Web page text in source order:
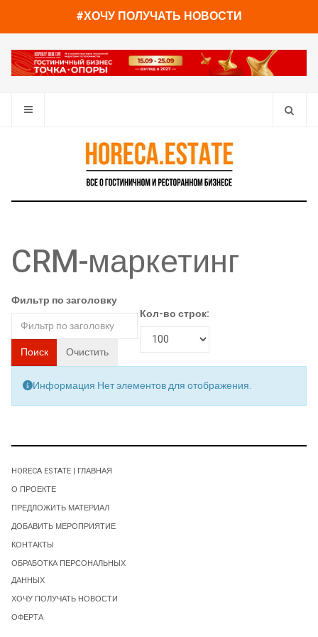
#ХОЧУ ПОЛУЧАТЬ НОВОСТИ
CRM-маркетинг
Фильтр по заголовку
Поиск Очистить
Кол-во строк:
Информация Нет элементов для отображения.
HORECA ESTATE | ГЛАВНАЯ
О ПРОЕКТЕ
ПРЕДЛОЖИТЬ МАТЕРИАЛ
ДОБАВИТЬ МЕРОПРИЯТИЕ
КОНТАКТЫ
ОБРАБОТКА ПЕРСОНАЛЬНЫХ
ДАННЫХ
ХОЧУ ПОЛУЧАТЬ НОВОСТИ
ОФЕРТА